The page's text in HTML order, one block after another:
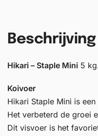
Beschrijving
Hikari – Staple Mini 5
Koivoer
Hikari Staple Mini is
Het verbeterd de groei
Dit visvoer is het